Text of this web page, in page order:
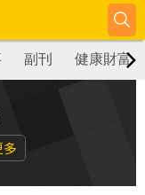
副刊 健康財富